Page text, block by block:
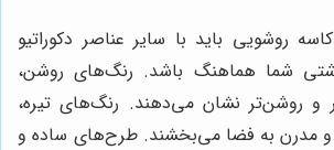
روشویی باید با سایر عناصر دکوراتیو
شما هماهنگ باشد. رنگ‌های روشن،
و روشن‌تر نشان می‌دهند. رنگ‌های تیره،
مدرن به فضا می‌بخشند. طرح‌های ساده و